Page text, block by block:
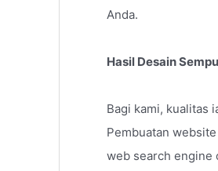
Anda.
Hasil Desain
Bagi kami, kualitas
Pembuatan
web search engine